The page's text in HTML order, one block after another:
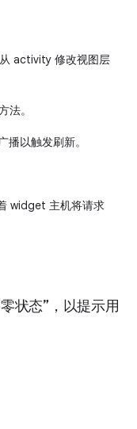
activity 修改视图层
法。
播以触发刷新。
widget 主机将请求
状态”，以提示用